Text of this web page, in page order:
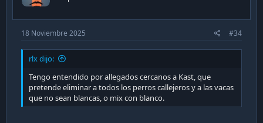
s
18 Noviembre 2025 #34
rlx dijo:
Tengo entendido por allegados cercanos a Kast, que
pretende eliminar a todos los perros callejeros y a las vacas
que no sean blancas, o mix con blanco.